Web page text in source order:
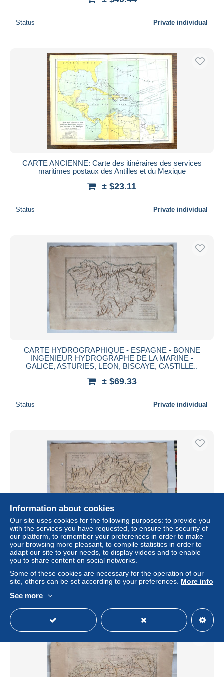
Status Private individual
CARTE ANCIENNE: Carte des itinéraires des services
maritimes postaux des Antilles et du Mexique
± $23.11
Status Private individual
CARTE HYDROGRAPHIQUE - ESPAGNE - BONNE
INGENIEUR HYDROGRAPHE DE LA MARINE -
GALICE, ASTURIES, LEON, BISCAYE, CASTILLE..
± $69.33
Status Private individual
CARTE HYDROGRAPHIQUE - ESPAGNE - BONNE
INGENIEUR HYDROGRAPHE DE LA MARINE -
CASTILLE NOUVELLE et Rme DE VALENCE
± $69.33
Status
Information about cookies
Our site uses cookies for the following purposes: to provide you
with the services you have requested, to ensure the security of
our platform, to remember your preferences in order to make
your browsing more pleasant, to compile statistics in order to
adapt our site to your needs, to display videos and to enable
you to share content on social networks.
Some of these cookies are necessary for the operation of our
site, others can be set according to your preferences. More info
See more